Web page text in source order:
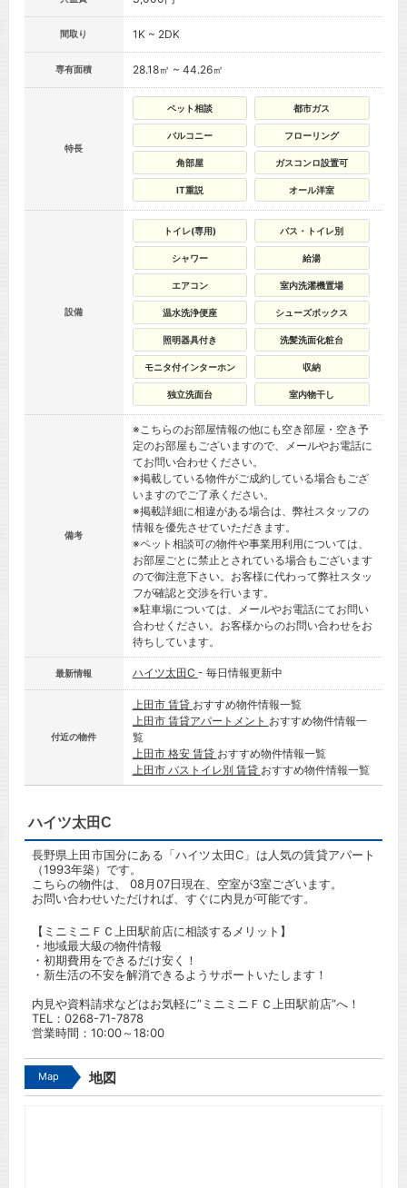
間取り 1K ~ 2DK
専有面積 28.18㎡ ~ 44.26㎡
特長
ペット相談 都市ガス
バルコニー フローリング
角部屋 ガスコンロ設置可
IT重説 オール洋室
設備
トイレ(専用) バス・トイレ別
シャワー 給湯
エアコン 室内洗濯機置場
温水洗浄便座 シューズボックス
照明器具付き 洗髪洗面化粧台
モニタ付インターホン 収納
独立洗面台 室内物干し
備考
※こちらのお部屋情報の他にも空き部屋・空き予
定のお部屋もございますので、メールやお電話に
てお問い合わせください。
※掲載している物件がご成約している場合もござ
いますのでご了承ください。
※掲載詳細に相違がある場合は、弊社スタッフの
情報を優先させていただきます。
※ペット相談可の物件や事業用利用については、
お部屋ごとに禁止とされている場合もございます
ので御注意下さい。お客様に代わって弊社スタッ
フが確認と交渉を行います。
※駐車場については、メールやお電話にてお問い
合わせください。お客様からのお問い合わせをお
待ちしています。
最新情報 ハイツ太田C - 毎日情報更新中
付近の物件
上田市 賃貸 おすすめ物件情報一覧
上田市 賃貸アパートメント おすすめ物件情報一
覧
上田市 格安 賃貸 おすすめ物件情報一覧
上田市 バストイレ別 賃貸 おすすめ物件情報一覧
ハイツ太田C
長野県上田市国分にある「ハイツ太田C」は人気の賃貸アパート
（1993年築）です。
こちらの物件は、 08月07日現在、空室が3室ございます。
お問い合わせいただければ、すぐに内見が可能です。
【ミニミニＦＣ上田駅前店に相談するメリット】
・地域最大級の物件情報
・初期費用をできるだけ安く！
・新生活の不安を解消できるようサポートいたします！
内見や資料請求などはお気軽に”ミニミニＦＣ上田駅前店”へ！
TEL： 0268-71-7878
営業時間：10:00～18:00
Map 地図